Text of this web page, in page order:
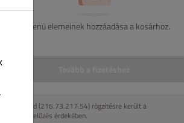
A menü elemeinek hozzáadása a kosárhoz.
Az IP-címed (216.73.217.54) rögzítésre került a
csalásmegelőzés érdekében.